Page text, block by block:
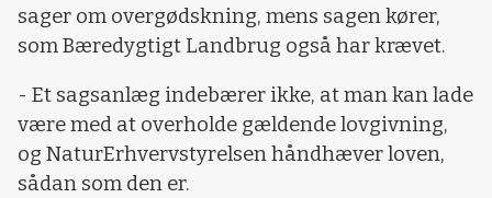
sager om overgødskning, mens sagen kører,
som Bæredygtigt Landbrug også har krævet.
- Et sagsanlæg indebærer ikke, at man kan lade
være med at overholde gældende lovgivning,
og NaturErhvervstyrelsen håndhæver loven,
sådan som den er.